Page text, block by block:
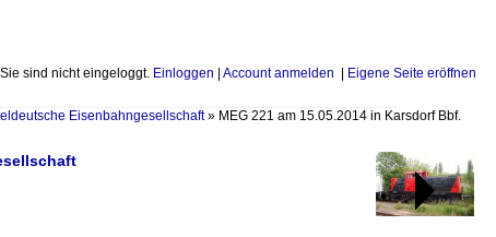
sind nicht eingeloggt. Einloggen Account anmelden Eigene Seite eröffnen
Eisenbahngesellschaft» MEG 221 am 15.05.2014 in Karsdorf Bbf.